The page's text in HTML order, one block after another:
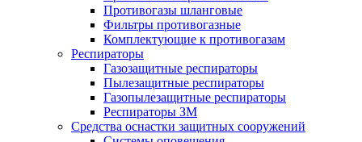
Противогазы шланговые
Фильтры противогазные
Комплектующие к противогазам
Респираторы
Газозащитные респираторы
Пылезащитные респираторы
Газопылезащитные респираторы
Респираторы ЗМ
Средства оснастки защитных сооружений